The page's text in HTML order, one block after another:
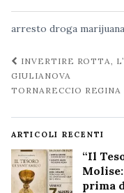
arresto droga marijuana
Navigazione
post
INVERTIRE ROTTA,
GIULIANOVA
TORNARECCIO
ARTICOLI RECENTI
“Il
prima